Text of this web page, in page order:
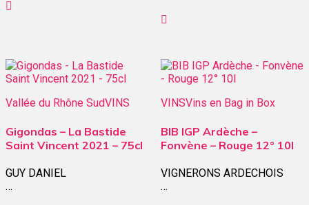
Vallée du Rhône SudVINS
Gigondas – La Bastide
Saint Vincent 2021 – 75cl
GUY DANIEL
…
VINSVins en Bag in Box
BIB IGP Ardèche –
Fonvène – Rouge 12° 10l
VIGNERONS ARDECHOIS
…